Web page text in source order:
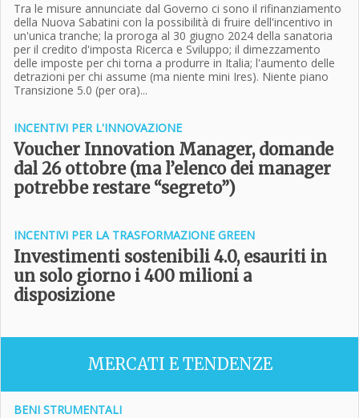
Tra le misure annunciate dal Governo ci sono il rifinanziamento
della Nuova Sabatini con la possibilità di fruire dell'incentivo in
un'unica tranche; la proroga al 30 giugno 2024 della sanatoria
per il credito d'imposta Ricerca e Sviluppo; il dimezzamento
delle imposte per chi torna a produrre in Italia; l'aumento delle
detrazioni per chi assume (ma niente mini Ires). Niente piano
Transizione 5.0 (per ora)...
INCENTIVI PER L'INNOVAZIONE
Voucher Innovation Manager, domande
dal 26 ottobre (ma l’elenco dei manager
potrebbe restare “segreto”)
INCENTIVI PER LA TRASFORMAZIONE GREEN
Investimenti sostenibili 4.0, esauriti in
un solo giorno i 400 milioni a
disposizione
MERCATI E TENDENZE
BENI STRUMENTALI